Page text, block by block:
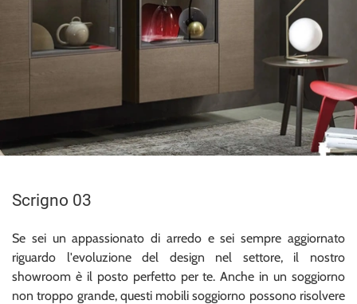
Scrigno 03
Se sei un appassionato di arredo e sei sempre aggiornato
riguardo l'evoluzione del design nel settore, il nostro
showroom è il posto perfetto per te. Anche in un soggiorno
non troppo grande, questi mobili soggiorno possono risolvere